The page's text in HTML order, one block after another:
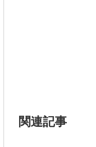
関連記事